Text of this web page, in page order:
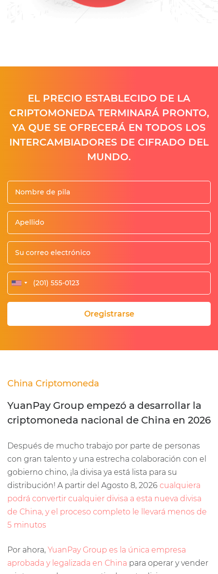
EL PRECIO ESTABLECIDO DE LA
CRIPTOMONEDA TERMINARÁ PRONTO,
YA QUE SE OFRECERÁ EN TODOS LOS
INTERCAMBIADORES DE CIFRADO DEL
MUNDO.
Oregistrarse
China Criptomoneda
YuanPay Group empezó a desarrollar la
criptomoneda nacional de China en 2026
Después de mucho trabajo por parte de personas
con gran talento y una estrecha colaboración con el
gobierno chino, ¡la divisa ya está lista para su
distribución! A partir del Agosto 8, 2026 cualquiera
podrá convertir cualquier divisa a esta nueva divisa
de China, y el proceso completo le llevará menos de
5 minutos
Por ahora, YuanPay Group es la única empresa
aprobada y legalizada en China para operar y vender